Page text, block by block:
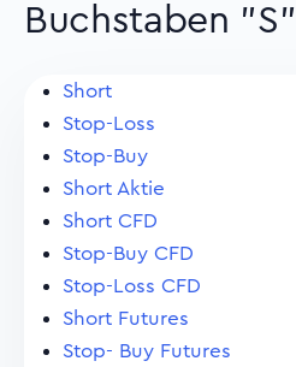
Buchstaben "S"
Short
Stop-Loss
Stop-Buy
Short Aktie
Short CFD
Stop-Buy CFD
Stop-Loss CFD
Short Futures
Stop- Buy Futures